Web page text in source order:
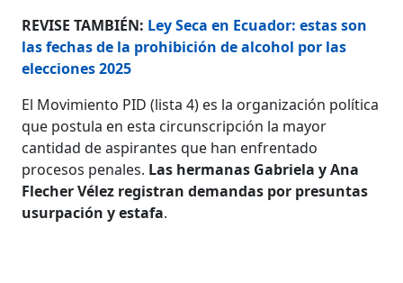
REVISE TAMBIÉN: Ley Seca en Ecuador: estas son
las fechas de la prohibición de alcohol por las
elecciones 2025
El Movimiento PID (lista 4) es la organización política
que postula en esta circunscripción la mayor
cantidad de aspirantes que han enfrentado
procesos penales. Las hermanas Gabriela y Ana
Flecher Vélez registran demandas por presuntas
usurpación y estafa.